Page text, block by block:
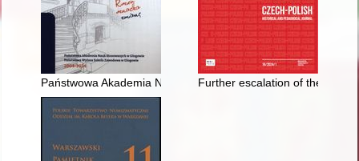
Państwowa Akademia Nauk Stosowanych w Głogowie :
Further escalation of the